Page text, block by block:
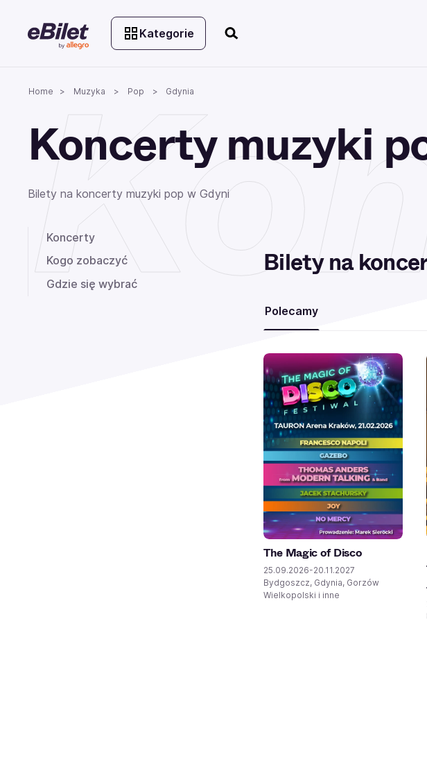
Kategorie
Home Muzyka Pop Gdynia
Koncerty muzyki
Bilety na koncerty muzyki pop w Gdyni
Koncerty
Kogo zobaczyć
Gdzie się wybrać
Bilety na
Polecamy
The Magic of Disco
25.09.2026-20.11.2027
Bydgoszcz, Gdynia, Gorzów
Wielkopolski i inne